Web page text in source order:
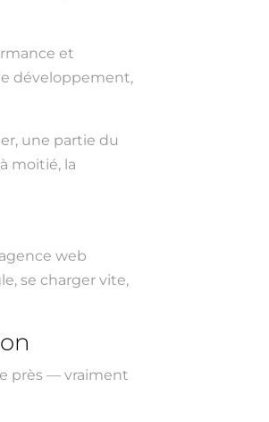
et
développement,
une partie du
moitié, la
web
se charger vite,
près — vraiment